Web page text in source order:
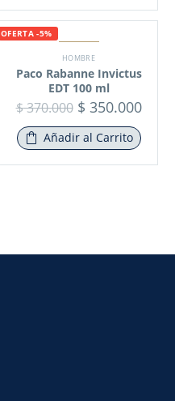
OFERTA -5%
HOMBRE
Paco Rabanne Invictus
EDT 100 ml
$370.000 $ 350.000
Añadir al Carrito